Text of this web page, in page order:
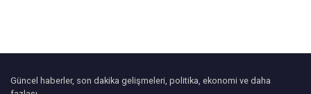
Güncel haberler, son dakika gelişmeleri, politika, ekonomi ve daha